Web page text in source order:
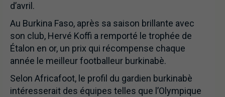
d’avril.
Au Burkina Faso, après sa saison brillante avec
son club, Hervé Koffi a remporté le trophée de
Étalon en or, un prix qui récompense chaque
année le meilleur footballeur burkinabè.
Selon Africafoot, le profil du gardien burkinabè
intéresserait des équipes telles que l’Olympique